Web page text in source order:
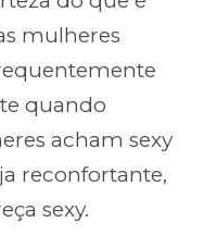
mulheres
quando
acham sexy
reconfortante,
sexy.